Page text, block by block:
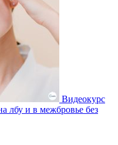
Видеокурс
лбу и в межбровье без